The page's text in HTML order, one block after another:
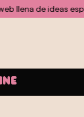
doofinder
especiales